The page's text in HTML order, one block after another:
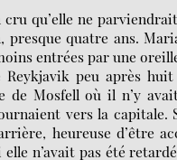
qu’elle ne
presque quatre ans.
entrées par une
peu après
de Mosfell où il n’y
vers la capitale.
heureuse d’être
n’avait pas été